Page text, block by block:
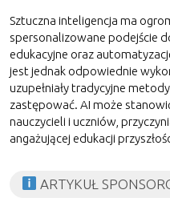
Sztuczna inteligencja ma
spersonalizowane podejście
edukacyjne oraz
jest jednak odpowiednie
uzupełniały tradycyjne
zastępować. AI może
nauczycieli i uczniów,
angażującej edukacji
ARTYKUŁ